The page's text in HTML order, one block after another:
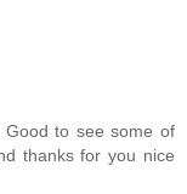
Good to see some of
thanks for you nice